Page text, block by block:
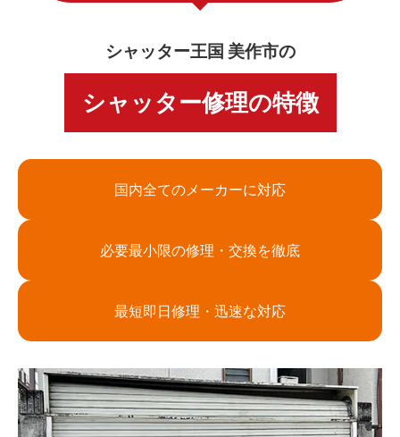
シャッター王国 美作市の
シャッター修理の特徴
国内全てのメーカーに対応
必要最小限の修理・交換を徹底
最短即日修理・迅速な対応